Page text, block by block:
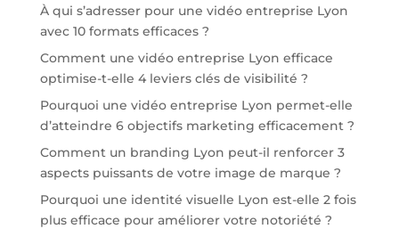
À qui s’adresser pour une vidéo entreprise Lyon
avec 10 formats efficaces ?
Comment une vidéo entreprise Lyon efficace
optimise-t-elle 4 leviers clés de visibilité ?
Pourquoi une vidéo entreprise Lyon permet-elle
d’atteindre 6 objectifs marketing efficacement ?
Comment un branding Lyon peut-il renforcer 3
aspects puissants de votre image de marque ?
Pourquoi une identité visuelle Lyon est-elle 2 fois
plus efficace pour améliorer votre notoriété ?